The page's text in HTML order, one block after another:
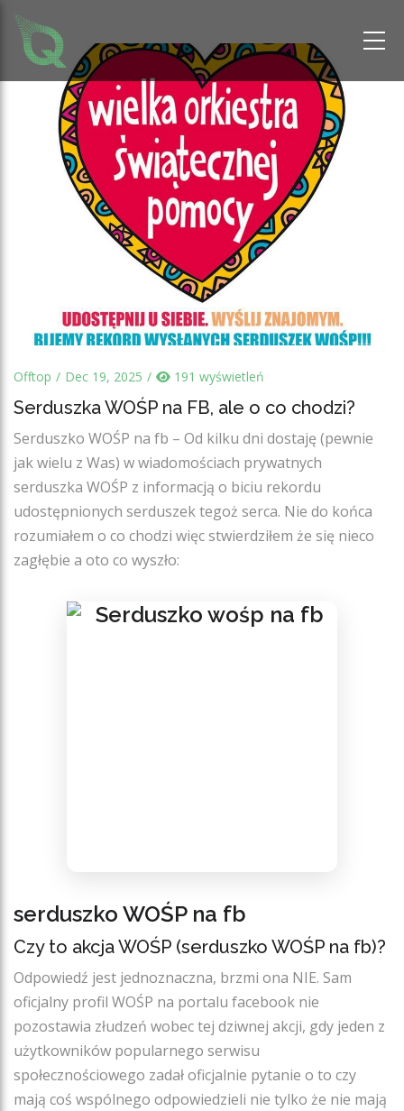
Offtop Dec 19, 2025 191 wyświetleń
Serduszka WOŚP na FB, ale o co chodzi?
Serduszko WOŚP na fb – Od kilku dni dostaję (pewnie
jak wielu z Was) w wiadomościach prywatnych
serduszka WOŚP z informacją o biciu rekordu
udostępnionych serduszek tegoż serca. Nie do końca
rozumiałem o co chodzi więc stwierdziłem że się nieco
zagłębie a oto co wyszło:
serduszko WOŚP na fb
Czy to akcja WOŚP (serduszko WOŚP na fb)?
Odpowiedź jest jednoznaczna, brzmi ona NIE. Sam
oficjalny profil WOŚP na portalu facebook nie
pozostawia złudzeń wobec tej dziwnej akcji, gdy jeden z
użytkowników popularnego serwisu
społecznościowego zadał oficjalnie pytanie o to czy
mają coś wspólnego odpowiedzieli nie tylko że nie mają